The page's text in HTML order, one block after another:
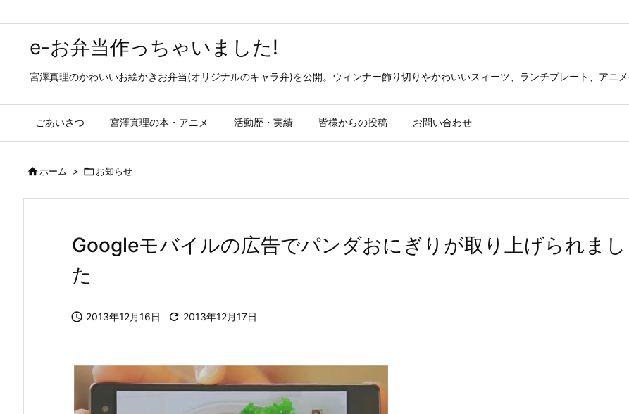
e-お弁当作っちゃいました!
宮澤真理のかわいいお絵かきお弁当(オリジナルのキャラ弁)を公開。ウィンナー飾り切りやかわいいスィーツ、ランチプレート、アニ
ごあいさつ 宮澤真理の本・アニメ 活動歴・実績 皆様からの投稿 お問い合わせ
ホーム > お知らせ
Googleモバイルの広告でパンダおにぎりが取り上げられまし
た
 2013年12月16日  2013年12月17日